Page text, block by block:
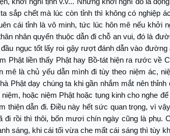
sắp chết mà lúc còn tỉnh thì không có nghiệp
cái tỉnh là vô minh, tức lúc hôn mê nếu khởi
nhân quyến thuộc dẫn đi chỗ an vui, đó là
ngục tốt lấy roi gậy rượt đánh dẫn vào đường
Phật liền thấy Phật hay Bồ-tát hiện ra rước về
mê là chủ yếu dẫn mình đi tùy theo niệm ác,
Phật dạy chúng ta khi gần nhắm mắt nên thỉnh
hoặc niệm Phật hoặc tụng kinh cho nghe
thiện dẫn đi. Điều này hết sức quan trọng, vì
đi rồi thì thôi, bốn mươi chín ngày cũng là phụ.
sáng, khi cái tối vừa che mất cái sáng thì tùy